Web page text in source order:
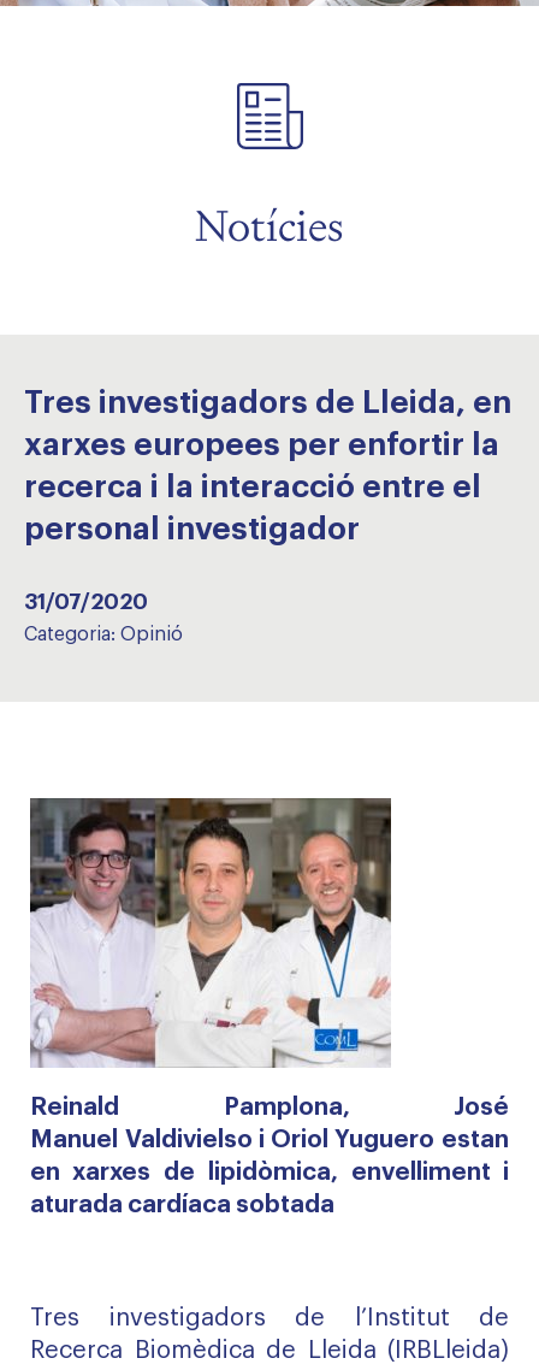
Notícies
Tres investigadors de Lleida, en
xarxes europees per enfortir la
recerca i la interacció entre el
personal investigador
31/07/2020
Categoria: Opinió
Reinald
Pamplona, José
Manuel Valdivielso i Oriol Yuguero estan
en xarxes de
lipidòmica, envelliment i
aturada cardíaca sobtada
Tres investigadors de l’Institut de
Recerca Biomèdica de Lleida ( IRBLleida)